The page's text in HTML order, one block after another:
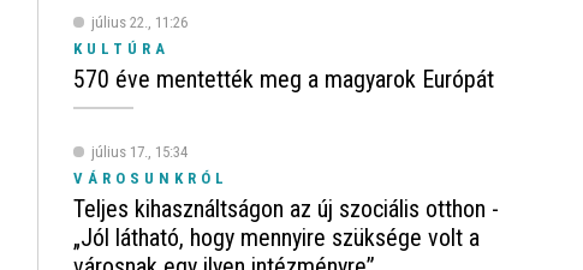
július 22., 11:26
KULTÚRA
570 éve mentették meg a magyarok Európát
július 17., 15:34
VÁROSUNKRÓL
Teljes kihasználtságon az új szociális otthon -
„Jól látható, hogy mennyire szüksége volt a